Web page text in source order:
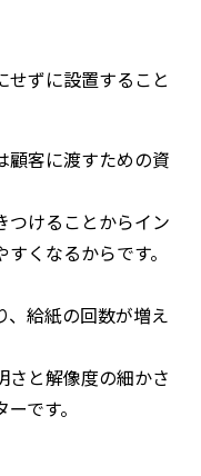
せずに設置すること
顧客に渡すための資
つけることからイン
くなるからです。
、給紙の回数が増え
さと解像度の細かさ
です。